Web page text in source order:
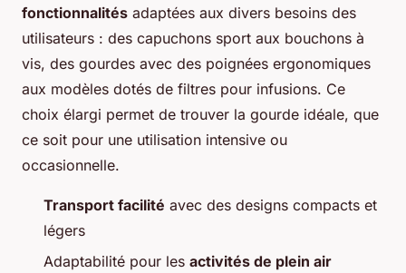
fonctionnalités adaptées aux divers besoins des
utilisateurs : des capuchons sport aux bouchons à
vis, des gourdes avec des poignées ergonomiques
aux modèles dotés de filtres pour infusions. Ce
choix élargi permet de trouver la gourde idéale, que
ce soit pour une utilisation intensive ou
occasionnelle.
Transport facilité avec des designs compacts et
légers
Adaptabilité pour les activités de plein air